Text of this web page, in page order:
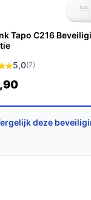
iedereen die zijn
een betrouwbare
Tapo C216
5,0(7)
deze